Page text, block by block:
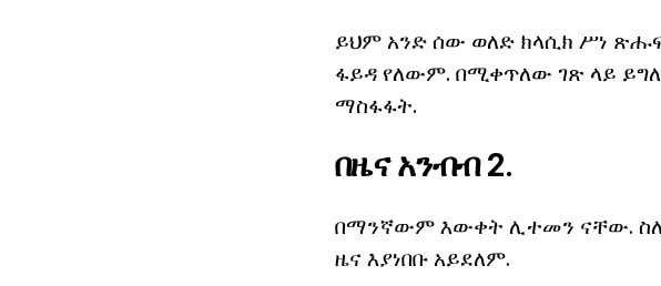
ይህም አንድ ሰው ወለድ ክላሲክ ሥነ
ፋይዳ የለውም. በሚቀጥለው ገጽ ላይ
ማስፋፋት.
በዜና አንብብ 2.
በማንኛውም እውቀት ሊተመን ናቸው.
ዜና እያነበቡ አይደለም.